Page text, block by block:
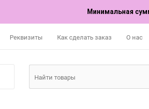
Минимальная
Реквизиты Как сделать заказ О нас